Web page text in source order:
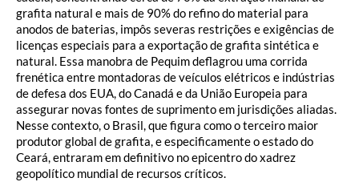
grafita natural e mais de 90% do refino do material para
anodos de baterias, impôs severas restrições e exigências de
licenças especiais para a exportação de grafita sintética e
natural. Essa manobra de Pequim deflagrou uma corrida
frenética entre montadoras de veículos elétricos e indústrias
de defesa dos EUA, do Canadá e da União Europeia para
assegurar novas fontes de suprimento em jurisdições aliadas.
Nesse contexto, o Brasil, que figura como o terceiro maior
produtor global de grafita, e especificamente o estado do
Ceará, entraram em definitivo no epicentro do xadrez
geopolítico mundial de recursos críticos.